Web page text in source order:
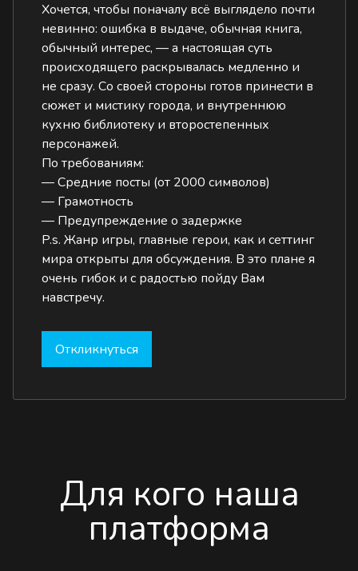
Хочется, чтобы поначалу всё выглядело почти
невинно: ошибка в выдаче, обычная книга,
обычный интерес, — а настоящая суть
происходящего раскрывалась медленно и
не сразу. Со своей стороны готов принести в
сюжет и мистику города, и внутреннюю
кухню библиотеку и второстепенных
персонажей.
По требованиям:
— Средние посты (от 2000 символов)
— Грамотность
— Предупреждение о задержке
P.s. Жанр игры, главные герои, как и сеттинг
мира открыты для обсуждения. В это плане я
очень гибок и с радостью пойду Вам
навстречу.
Откликнуться
Для кого наша
платформа